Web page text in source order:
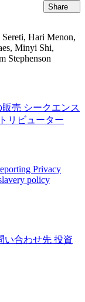
Share
Hari Menon,
Minyi Shi,
Stephenson
販売 シークエンス
リビューター
Privacy
policy
い合わせ先 投資